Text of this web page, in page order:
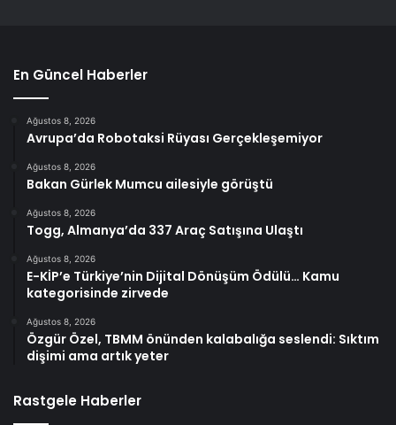
En Güncel Haberler
Ağustos 8, 2026
Avrupa’da Robotaksi Rüyası Gerçekleşemiyor
Ağustos 8, 2026
Bakan Gürlek Mumcu ailesiyle görüştü
Ağustos 8, 2026
Togg, Almanya’da 337 Araç Satışına Ulaştı
Ağustos 8, 2026
E-KİP’e Türkiye’nin Dijital Dönüşüm Ödülü… Kamu
kategorisinde zirvede
Ağustos 8, 2026
Özgür Özel, TBMM önünden kalabalığa seslendi: Sıktım
dişimi ama artık yeter
Rastgele Haberler